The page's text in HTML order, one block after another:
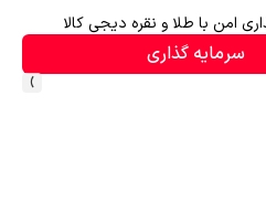
سود کلان برای مدیران عامل با شرکت
›